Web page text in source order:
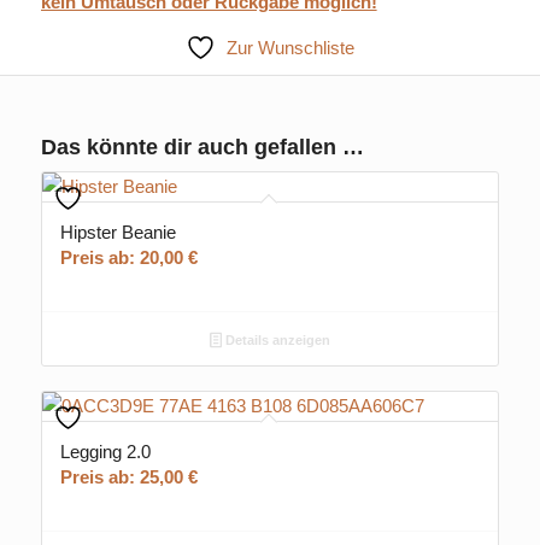
Zur Wunschliste
Das könnte dir auch gefallen …
Hipster Beanie
Preis ab: 20,00 €
Details anzeigen
Legging 2.0
Preis ab: 25,00 €